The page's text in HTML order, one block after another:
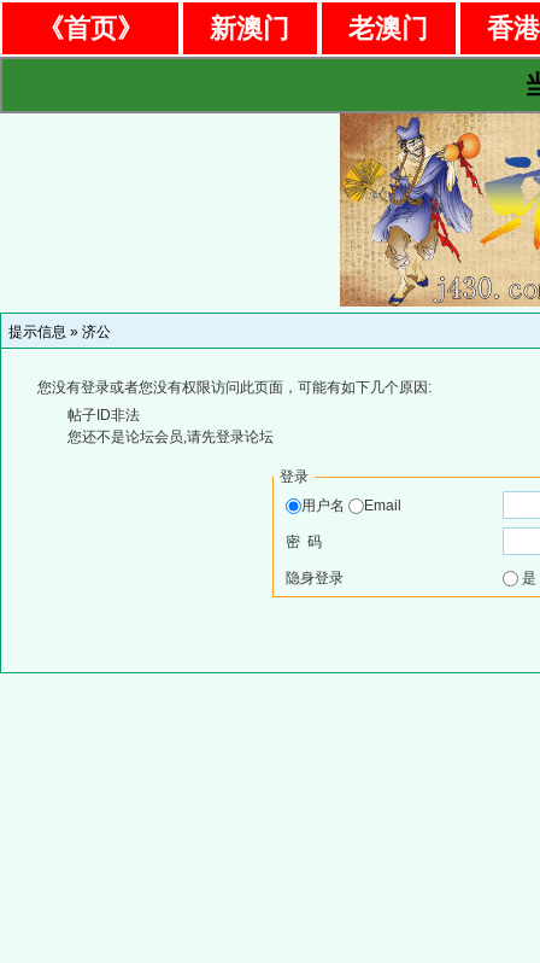
《首页》 新澳门 老澳门
香
提示信息 » 济公
您没有登录或者您没有权限访问此页面，可能有如下几个原因:
帖子ID非法
您还不是论坛会员,请先登录论坛
登录
用户名
Email
密 码
隐身登录